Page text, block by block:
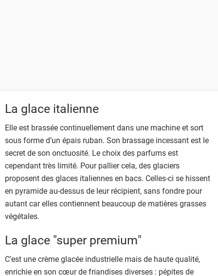
La glace italienne
Elle est brassée continuellement dans une machine et sort
sous forme d’un épais ruban. Son brassage incessant est le
secret de son onctuosité. Le choix des parfums est
cependant très limité. Pour pallier cela, des glaciers
proposent des glaces italiennes en bacs. Celles-ci se hissent
en pyramide au-dessus de leur récipient, sans fondre pour
autant car elles contiennent beaucoup de matières grasses
végétales.
La glace "super premium"
C’est une crème glacée industrielle mais de haute qualité,
enrichie en son cœur de friandises diverses : pépites de